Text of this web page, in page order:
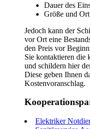
Dauer des
Größe und
Jedoch kann der
vor Ort eine
den Preis vor
Sie kontaktieren die
und schildern hier
Diese geben Ihnen
Kostenvoranschlag.
Elektriker